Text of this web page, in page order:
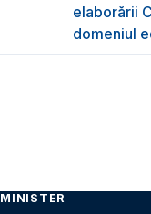
elaborării
domeniul
MINISTER